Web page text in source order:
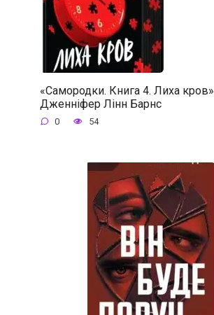
«Самородки. Книга 4. Лиха кров»
Дженніфер Лінн Барнс
0 54